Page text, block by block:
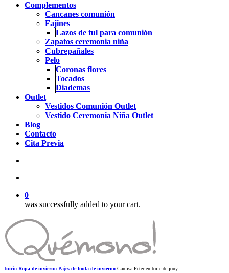
Complementos
Cancanes comunión
Fajines
Lazos de tul para comunión
Zapatos ceremonia niña
Cubrepañales
Pelo
Coronas flores
Tocados
Diademas
Outlet
Vestidos Comunión Outlet
Vestido Ceremonia Niña Outlet
Blog
Contacto
Cita Previa
0
was successfully added to your cart.
Inicio Ropa de invierno Pajes de boda de invierno Camisa Peter en toile de jouy